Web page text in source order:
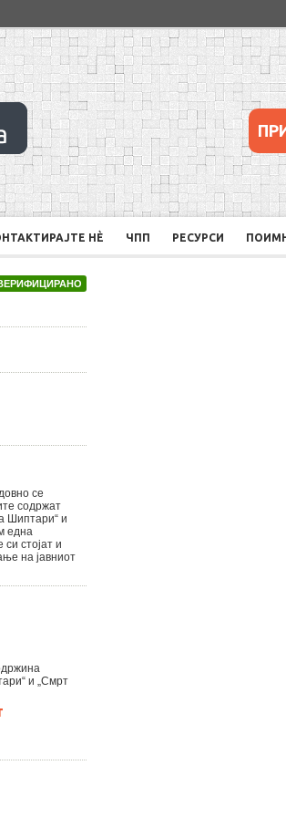
НÈ ЧПП РЕСУРСИ
се
содржат
Шиптари“ и
една
стојат и
на јавниот
и „Смрт